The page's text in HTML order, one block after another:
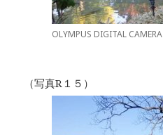
OLYMPUS DIGITAL CAMERA
（写真R１５）